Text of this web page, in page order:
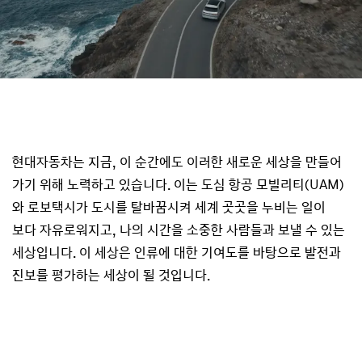
현대자동차는 지금, 이 순간에도 이러한 새로운 세상을 만들어
가기 위해 노력하고 있습니다. 이는 도심 항공 모빌리티(UAM)
와 로보택시가 도시를 탈바꿈시켜 세계 곳곳을 누비는 일이
보다 자유로워지고, 나의 시간을 소중한 사람들과 보낼 수 있는
세상입니다. 이 세상은 인류에 대한 기여도를 바탕으로 발전과
진보를 평가하는 세상이 될 것입니다.